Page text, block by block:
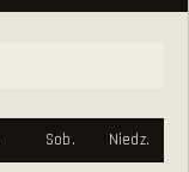
Sob. Niedz.